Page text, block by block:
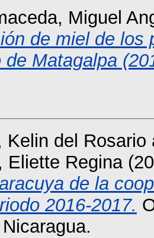
Miguel
de miel de los
de Matagalpa
Kelin del Rosario
Eliette Regina
de la
2016-2017.